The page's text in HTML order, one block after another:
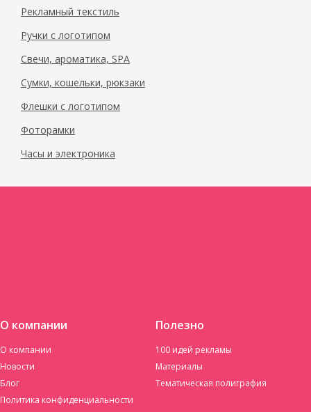
Рекламный текстиль
Ручки с логотипом
Свечи, ароматика, SPA
Сумки, кошельки, рюкзаки
Флешки с логотипом
Фоторамки
Часы и электроника
О компании
О компании
Новости
Блог
Политика конфиденциальности
Полезно
100 идей рекламы
Материалы
Тематическая полиграфия